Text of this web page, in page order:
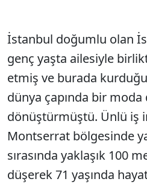
İstanbul doğumlu olan
genç yaşta ailesiyle
etmiş ve burada
dünya çapında bir moda
dönüştürmüştü. Ünlü iş
Montserrat bölgesinde
sırasında yaklaşık 100
düşerek 71 yaşında